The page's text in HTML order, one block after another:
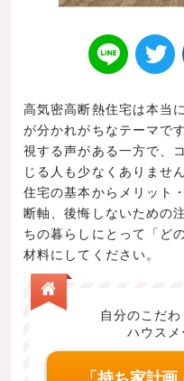
LINE Twitt
er
高気密高断熱住宅は本当
が分かれがちなテーマで
視する声がある一方で、
じる人も少なくありませ
住宅の基本からメリット
断軸、後悔しないための
ちの暮らしにとって「ど
材料にしてください。
自分のこだ
ハウスメ